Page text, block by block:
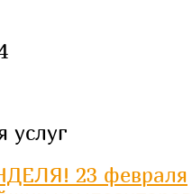
услуг
23 февраля